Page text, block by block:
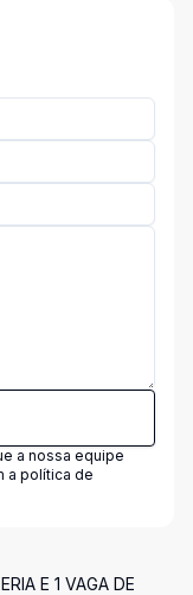
a nossa equipe
a política de
E 1 VAGA DE